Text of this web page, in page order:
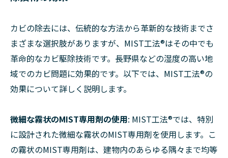
カビの除去には、伝統的な方法から革新的な技術までさ
まざまな選択肢がありますが、MIST工法®はその中でも
革命的なカビ駆除技術です。長野県などの湿度の高い地
域でのカビ問題に効果的です。以下では、MIST工法®の
効果について詳しく説明します。
微細な霧状のMIST専用剤の使用: MIST工法®では、特別
に設計された微細な霧状のMIST専用剤を使用します。こ
の霧状のMIST専用剤は、建物内のあらゆる隅々まで均等